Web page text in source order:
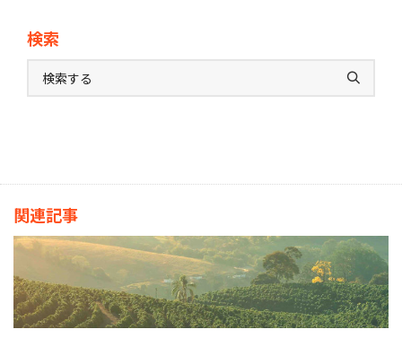
検索
関連記事